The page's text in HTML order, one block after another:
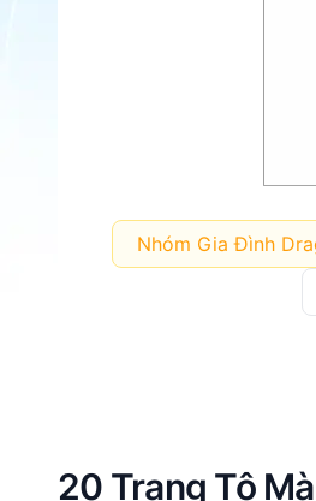
Nhóm Gia Đình
20 Trang Tô